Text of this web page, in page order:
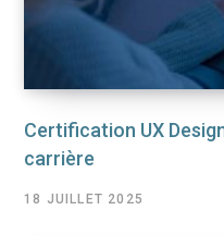
Certification UX
carrière
18 JUILLET 2025